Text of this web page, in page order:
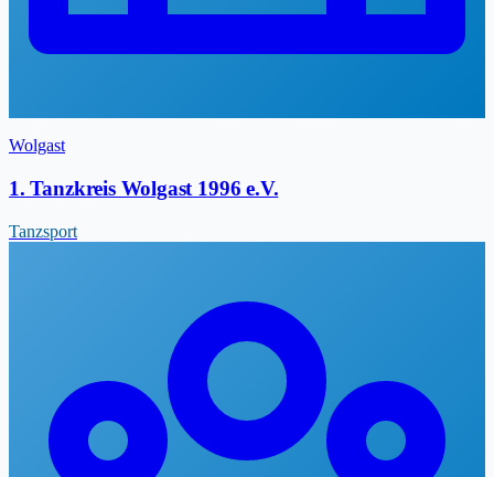
Wolgast
1. Tanzkreis Wolgast 1996 e.V.
Tanzsport